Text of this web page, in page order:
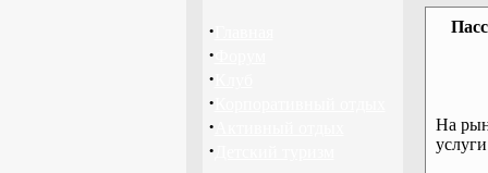
·
·
·
·
·
·
На